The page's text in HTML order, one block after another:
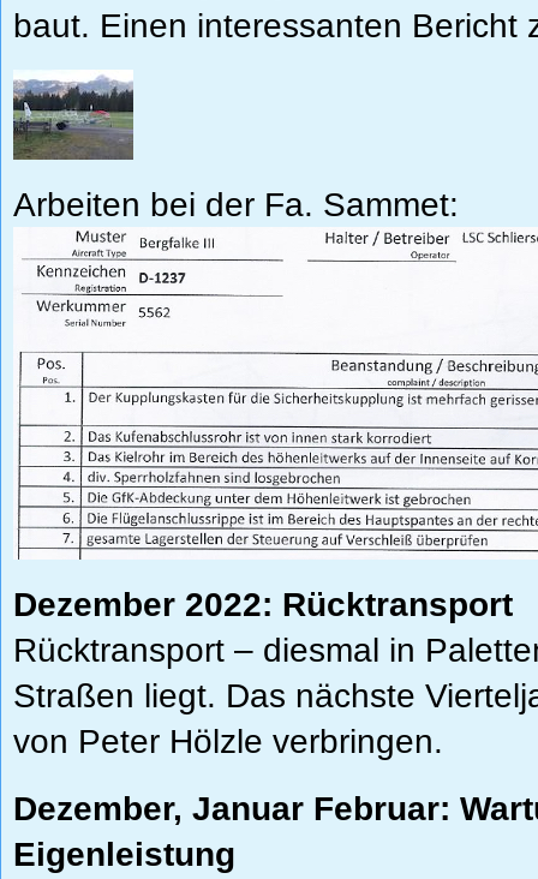
baut. Einen interessanten
Arbeiten bei der Fa. Sammet:
Dezember 2022: Rücktransport
Rücktransport – diesmal in
Straßen liegt. Das nächste
von Peter Hölzle verbringen.
Dezember, Januar Februar:
Eigenleistung